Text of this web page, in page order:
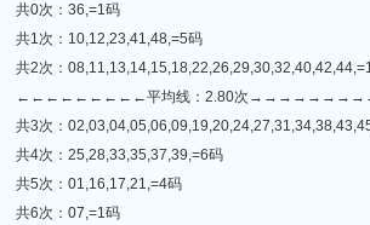
共0次：36,=1码
共1次：10,12,23,41,48,=5码
共2次：
←←←←←←←←←平均线：2.80次
共3次：
共4次：25,28,33,35,37,39,=6码
共5次：01,16,17,21,=4码
共6次：07,=1码